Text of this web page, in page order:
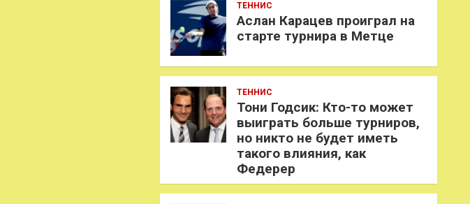
ТЕННИС
Аслан Карацев проиграл на
старте турнира в Метце
ТЕННИС
Тони Годсик: Кто-то может
выиграть больше турниров,
но никто не будет иметь
такого влияния, как
Федерер